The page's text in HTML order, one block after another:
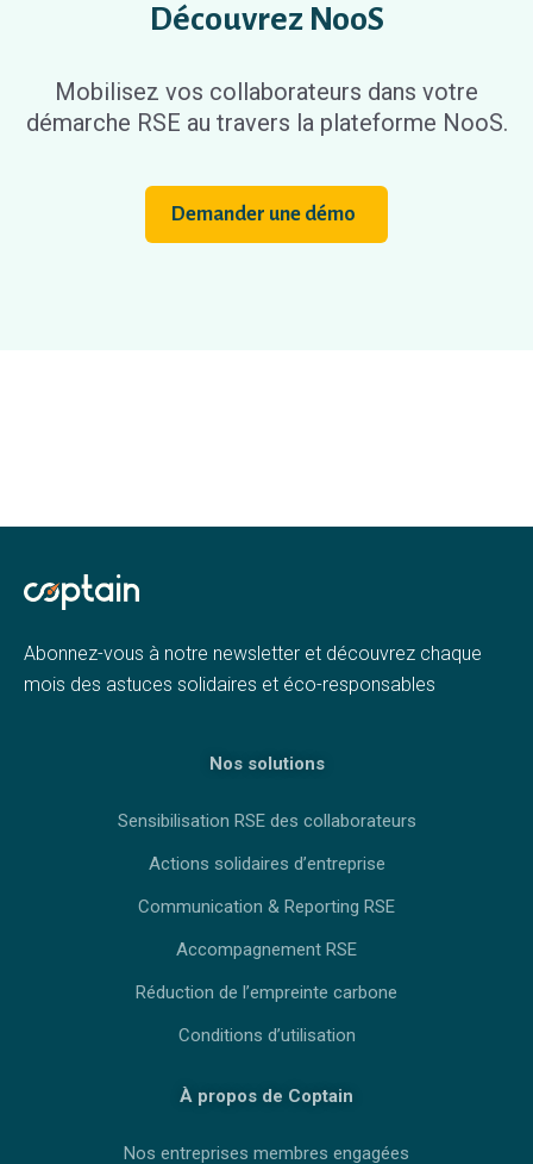
Découvrez NooS
Mobilisez vos collaborateurs dans votre
démarche RSE au travers la plateforme NooS.
Demander une démo
Abonnez-vous à notre newsletter et découvrez chaque
mois des astuces solidaires et éco-responsables
Nos solutions
Sensibilisation RSE des collaborateurs
Actions solidaires d’entreprise
Communication & Reporting RSE
Accompagnement RSE
Réduction de l’empreinte carbone
Conditions d’utilisation
À propos de Coptain
Nos entreprises membres engagées